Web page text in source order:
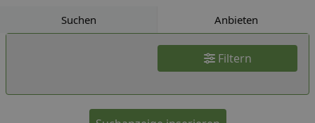
Suchen Anbieten
Filtern